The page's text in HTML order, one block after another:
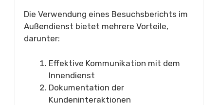
Die Verwendung eines Besuchsberichts im
Außendienst bietet mehrere Vorteile,
darunter:
Effektive Kommunikation mit dem
Innendienst
Dokumentation der
Kundeninteraktionen